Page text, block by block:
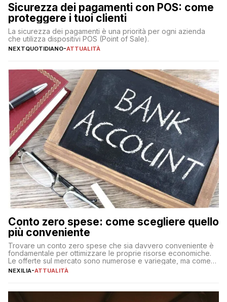
Sicurezza dei pagamenti con POS: come
proteggere i tuoi clienti
La sicurezza dei pagamenti è una priorità per ogni azienda
che utilizza dispositivi POS (Point of Sale).
NEXTQUOTIDIANO-ATTUALITÀ
Conto zero spese: come scegliere quello
più conveniente
Trovare un conto zero spese che sia davvero conveniente è
fondamentale per ottimizzare le proprie risorse economiche.
Le offerte sul mercato sono numerose e variegate, ma come
individuare quella più adatta alle proprie esigenze senza
sul […]
NEXILIA-ATTUALITÀ